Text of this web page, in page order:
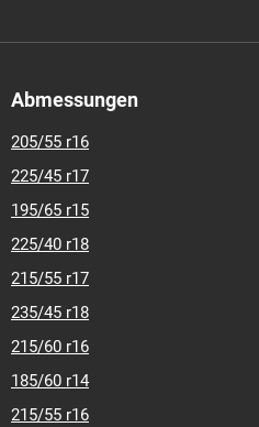
Abmessungen
205/55 r16
225/45 r17
195/65 r15
225/40 r18
215/55 r17
235/45 r18
215/60 r16
185/60 r14
215/55 r16